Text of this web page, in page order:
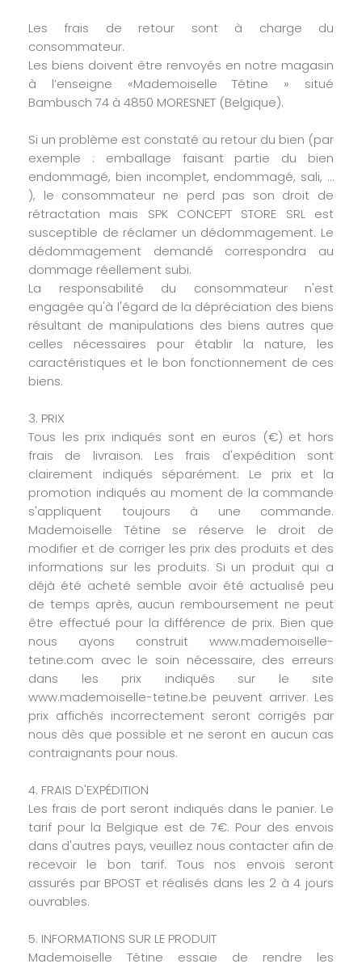
Les frais de retour sont à charge du
consommateur.
Les biens doivent être renvoyés en notre magasin
à l’enseigne «Mademoiselle Tétine » situé
Bambusch 74 à 4850 MORESNET (Belgique).
Si un problème est constaté au retour du bien (par
exemple : emballage faisant partie du bien
endommagé, bien incomplet, endommagé, sali, …
), le consommateur ne perd pas son droit de
rétractation mais SPK CONCEPT STORE SRL est
susceptible de réclamer un dédommagement. Le
dédommagement demandé correspondra au
dommage réellement subi.
La responsabilité du consommateur n'est
engagée qu'à l'égard de la dépréciation des biens
résultant de manipulations des biens autres que
celles nécessaires pour établir la nature, les
caractéristiques et le bon fonctionnement de ces
biens.
3. PRIX
Tous les prix indiqués sont en euros (€) et hors
frais de livraison. Les frais d'expédition sont
clairement indiqués séparément. Le prix et la
promotion indiqués au moment de la commande
s'appliquent toujours à une commande.
Mademoiselle Tétine se réserve le droit de
modifier et de corriger les prix des produits et des
informations sur les produits. Si un produit qui a
déjà été acheté semble avoir été actualisé peu
de temps après, aucun remboursement ne peut
être effectué pour la différence de prix. Bien que
nous ayons construit www.mademoiselle-
tetine.com avec le soin nécessaire, des erreurs
dans les prix indiqués sur le site
www.mademoiselle-tetine.be peuvent arriver. Les
prix affichés incorrectement seront corrigés par
nous dès que possible et ne seront en aucun cas
contraignants pour nous.
4. FRAIS D'EXPÉDITION
Les frais de port seront indiqués dans le panier. Le
tarif pour la Belgique est de 7€. Pour des envois
dans d'autres pays, veuillez nous contacter afin de
recevoir le bon tarif. Tous nos envois seront
assurés par BPOST et réalisés dans les 2 à 4 jours
ouvrables.
5. INFORMATIONS SUR LE PRODUIT
Mademoiselle Tétine essaie de rendre les